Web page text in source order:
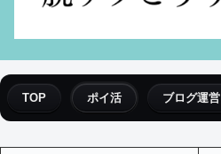
TOP ポイ活 ブログ運営